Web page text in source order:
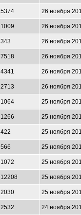
5374 26 ноября
1009 26 ноября
343 26 ноября
7518 26 ноября
4341 26 ноября
2713 26 ноября
1064 25 ноября
1266 25 ноября
422 25 ноября
566 25 ноября
1072 25 ноября
12208 25 ноября
2030 25 ноября
2532 24 ноября